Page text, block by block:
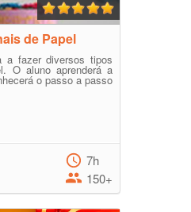
de Papel
a fazer diversos tipos
O aluno aprenderá a
o passo a passo
7h
150+